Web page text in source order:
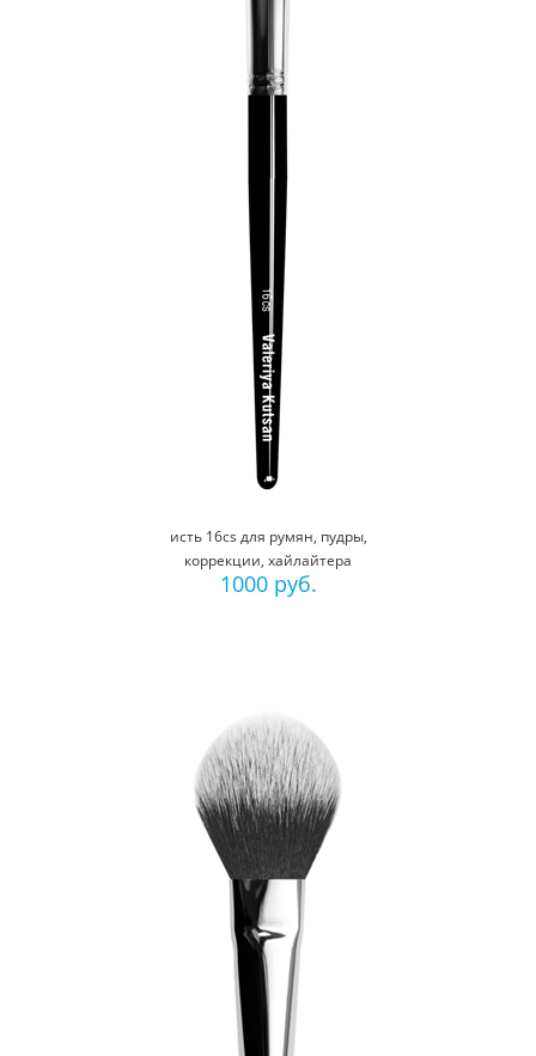
исть 16cs для румян, пудры,
коррекции, хайлайтера
1000 руб.